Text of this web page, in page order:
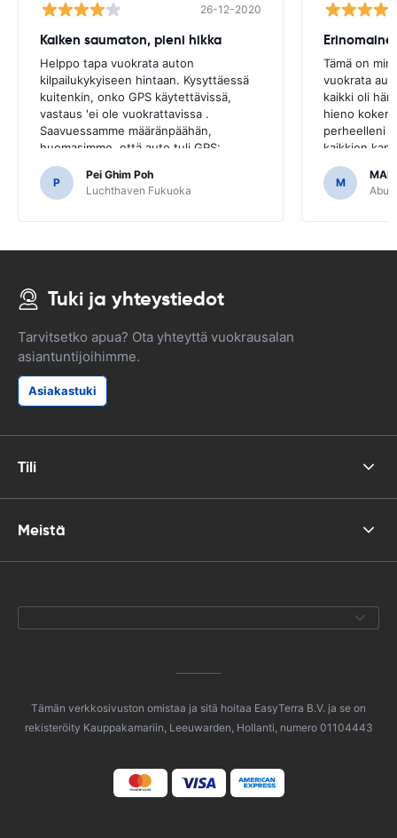
26-12-2020
Kaiken saumaton, pieni hikka
Helppo tapa vuokrata auton
kilpailukykyiseen hintaan. Kysyttäessä
kuitenkin, onko GPS käytettävissä,
vastaus 'ei ole vuokrattavissa .
Saavuessamme määränpäähän,
huomasimme, että auto tuli GPS:
llä.Olisi ollut kauheaa, jos olisimme
päättäneet ostaa GPS, koska se oli
välttämätöntä liikkua japanilaisilla teillä.
P
Pei Ghim Poh
Luchthaven Fukuoka
Tämä on
vuokrata
kaikki oli
hieno
perheelleni
kaikkien
M
Abu
Tuki ja yhteystiedot
Tarvitsetko apua? Ota yhteyttä vuokrausalan
asiantuntijoihimme.
Asiakastuki
Tili
Meistä
Tämän verkkosivuston omistaa ja sitä hoitaa EasyTerra B.V. ja se on
rekisteröity Kauppakamariin, Leeuwarden, Hollanti, numero 01104443